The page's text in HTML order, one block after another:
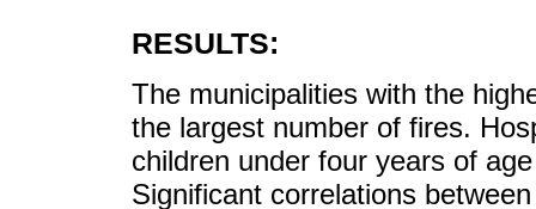
RESULTS:
The municipalities with the
the largest number of fires.
children under four years of
Significant correlations